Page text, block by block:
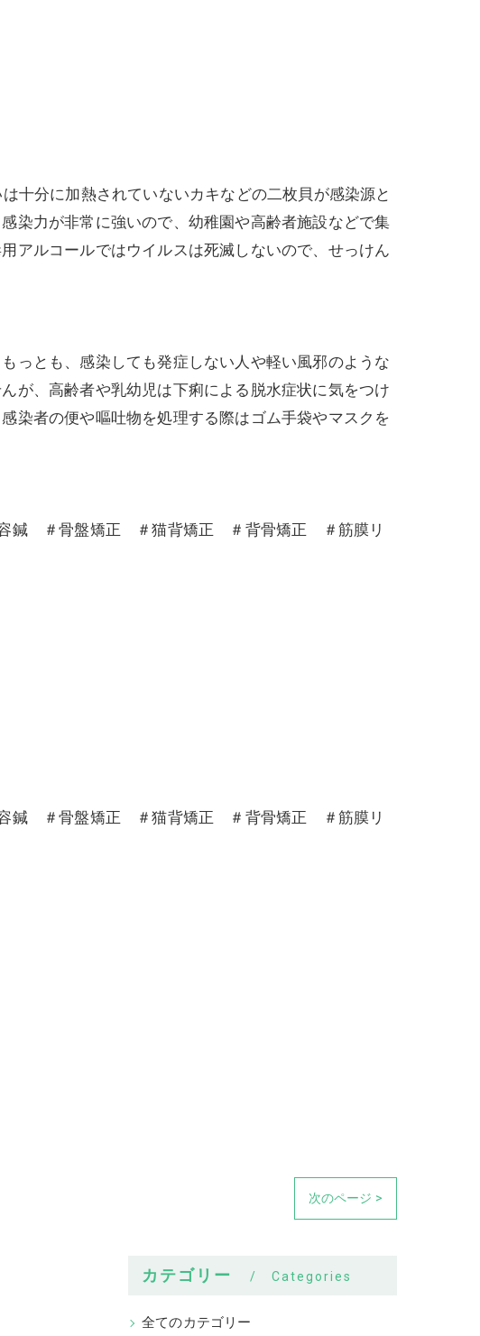
十分に加熱されていないカキなどの二枚貝が感染源と
染力が非常に強いので、幼稚園や高齢者施設などで集
アルコールではウイルスは死滅しないので、せっけん
っとも、感染しても発症しない人や軽い風邪のような
が、高齢者や乳幼児は下痢による脱水症状に気をつけ
染者の便や嘔吐物を処理する際はゴム手袋やマスクを
＃骨盤矯正 ＃猫背矯正 ＃背骨矯正 ＃筋膜リ
＃骨盤矯正 ＃猫背矯正 ＃背骨矯正 ＃筋膜リ
次のページ >
カテゴリー Categories
全てのカテゴリー